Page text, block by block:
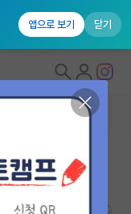
앱으로 보기 닫기